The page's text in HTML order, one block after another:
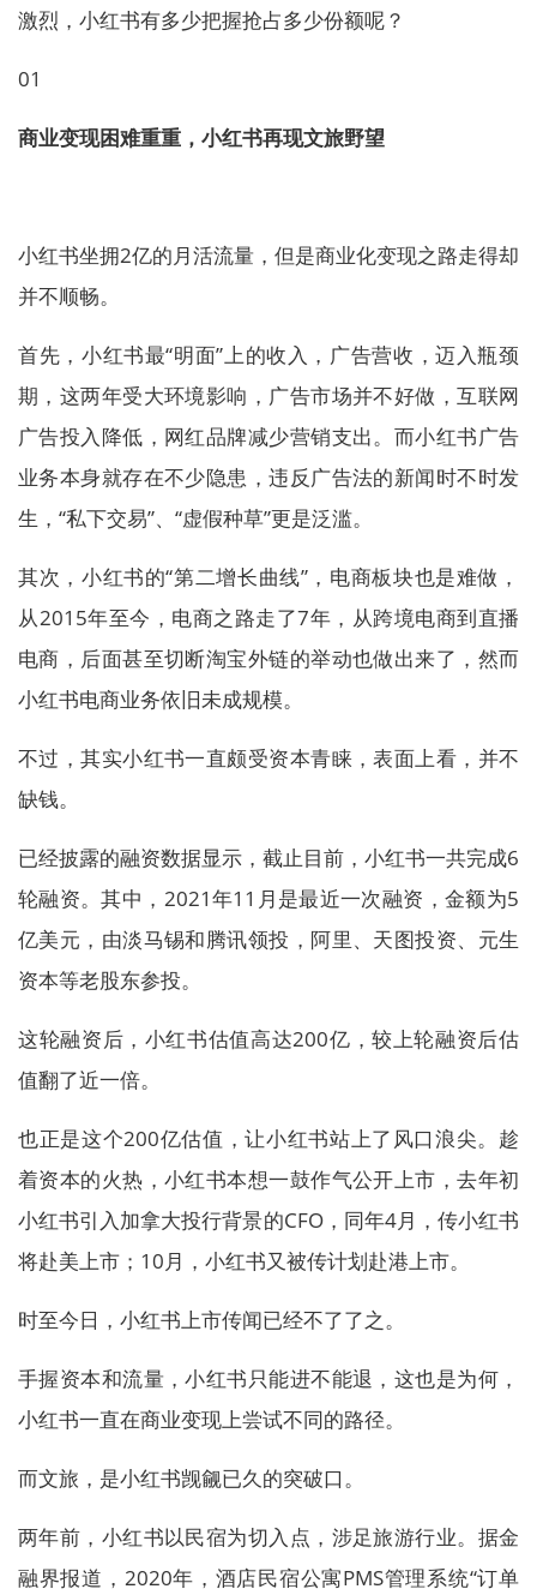
激烈，小红书有多少把握抢占多少份额呢？
01
商业变现困难重重，小红书再现文旅野望
小红书坐拥2亿的月活流量，但是商业化变现之路走得却
并不顺畅。
首先，小红书最“明面”上的收入，广告营收，迈入瓶颈
期，这两年受大环境影响，广告市场并不好做，互联网
广告投入降低，网红品牌减少营销支出。而小红书广告
业务本身就存在不少隐患，违反广告法的新闻时不时发
生，“私下交易”、“虚假种草”更是泛滥。
其次，小红书的“第二增长曲线”，电商板块也是难做，
从2015年至今，电商之路走了7年，从跨境电商到直播
电商，后面甚至切断淘宝外链的举动也做出来了，然而
小红书电商业务依旧未成规模。
不过，其实小红书一直颇受资本青睐，表面上看，并不
缺钱。
已经披露的融资数据显示，截止目前，小红书一共完成6
轮融资。其中，2021年11月是最近一次融资，金额为5
亿美元，由淡马锡和腾讯领投，阿里、天图投资、元生
资本等老股东参投。
这轮融资后，小红书估值高达200亿，较上轮融资后估
值翻了近一倍。
也正是这个200亿估值，让小红书站上了风口浪尖。趁
着资本的火热，小红书本想一鼓作气公开上市，去年初
小红书引入加拿大投行背景的CFO，同年4月，传小红书
将赴美上市；10月，小红书又被传计划赴港上市。
时至今日，小红书上市传闻已经不了了之。
手握资本和流量，小红书只能进不能退，这也是为何，
小红书一直在商业变现上尝试不同的路径。
而文旅，是小红书觊觎已久的突破口。
两年前，小红书以民宿为切入点，涉足旅游行业。据金
融界报道，2020年，酒店民宿公寓PMS管理系统“订单